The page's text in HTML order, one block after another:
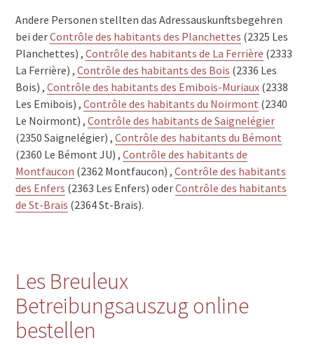
Andere Personen stellten das Adressauskunftsbegehren
bei derContrôle des habitants des Planchettes (2325 Les
Planchettes) ,Contrôle des habitants de La Ferrière (2333
La Ferrière) ,Contrôle des habitants des Bois (2336 Les
Bois) ,Contrôle des habitants des Emibois-Muriaux (2338
Les Emibois) ,Contrôle des habitants du Noirmont (2340
Le Noirmont) ,Contrôle des habitants de Saignelégier
(2350 Saignelégier) ,Contrôle des habitants du Bémont
(2360 Le Bémont JU) ,Contrôle des habitants de
Montfaucon (2362 Montfaucon) ,Contrôle des habitants
des Enfers (2363 Les Enfers) oderContrôle des habitants
de St-Brais (2364 St-Brais).
Les Breuleux
Betreibungsauszug online
bestellen